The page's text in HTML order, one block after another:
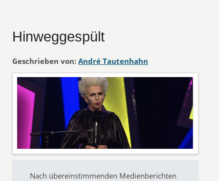
Hinweggespült
Geschrieben von: André Tautenhahn
Nach übereinstimmenden Medienberichten